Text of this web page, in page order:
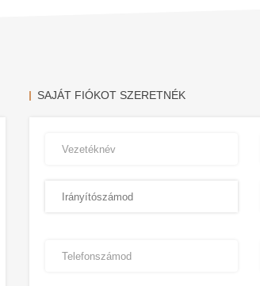
SAJÁT FIÓKOT SZERETNÉK